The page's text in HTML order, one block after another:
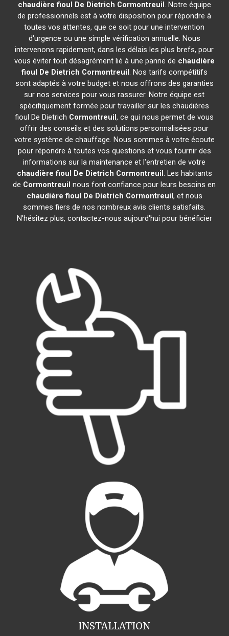
chaudière fioul De Dietrich Cormontreuil. Notre équipe
de professionnels est à votre disposition pour répondre à
toutes vos attentes, que ce soit pour une intervention
d'urgence ou une simple vérification annuelle. Nous
intervenons rapidement, dans les délais les plus brefs, pour
vous éviter tout désagrément lié à une panne de chaudière
fioul De Dietrich Cormontreuil. Nos tarifs compétitifs
sont adaptés à votre budget et nous offrons des garanties
sur nos services pour vous rassurer. Notre équipe est
spécifiquement formée pour travailler sur les chaudières
fioul De Dietrich Cormontreuil, ce qui nous permet de vous
offrir des conseils et des solutions personnalisées pour
votre système de chauffage. Nous sommes à votre écoute
pour répondre à toutes vos questions et vous fournir des
informations sur la maintenance et l'entretien de votre
chaudière fioul De Dietrich Cormontreuil. Les habitants
de Cormontreuil nous font confiance pour leurs besoins en
chaudière fioul De Dietrich Cormontreuil, et nous
sommes fiers de nos nombreux avis clients satisfaits.
N'hésitez plus, contactez-nous aujourd'hui pour bénéficier
INSTALLATION